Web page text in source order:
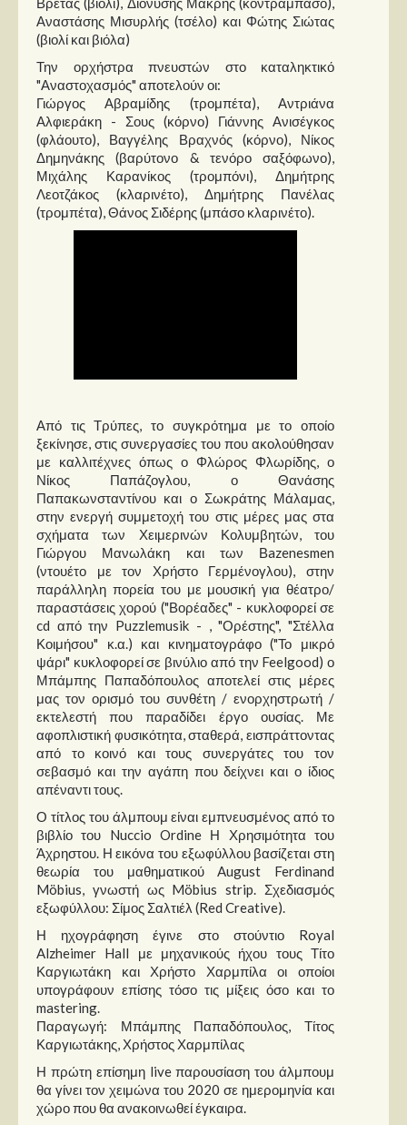
Αναστάσης Μισυρλής (τσέλο) και Φώτης Σιώτας
(βιολί και βιόλα)
Την ορχήστρα πνευστών στο καταληκτικό
"Αναστοχασμός" αποτελούν οι:
Γιώργος Αβραμίδης (τρομπέτα), Αντριάνα
Αλφιεράκη - Σους (κόρνο) Γιάννης Ανισέγκος
(φλάουτο), Βαγγέλης Βραχνός (κόρνο), Νίκος
Δημηνάκης (βαρύτονο & τενόρο σαξόφωνο),
Μιχάλης Καρανίκος (τρομπόνι), Δημήτρης
Λεοτζάκος (κλαρινέτο), Δημήτρης Πανέλας
(τρομπέτα), Θάνος Σιδέρης (μπάσο κλαρινέτο).
Από τις Τρύπες, το συγκρότημα με το οποίο
ξεκίνησε, στις συνεργασίες του που ακολούθησαν
με καλλιτέχνες όπως ο Φλώρος Φλωρίδης, ο
Νίκος Παπάζογλου, ο Θανάσης
Παπακωνσταντίνου και ο Σωκράτης Μάλαμας,
στην ενεργή συμμετοχή του στις μέρες μας στα
σχήματα των Χειμερινών Κολυμβητών, του
Γιώργου Μανωλάκη και των Βazenesmen
(ντουέτο με τον Χρήστο Γερμένογλου), στην
παράλληλη πορεία του με μουσική για θέατρο/
παραστάσεις χορού ("Βορέαδες" - κυκλοφορεί σε
cd από την Puzzlemusik - , "Ορέστης", "Στέλλα
Κοιμήσου" κ.α.) και κινηματογράφο ("Το μικρό
ψάρι" κυκλοφορεί σε βινύλιο από την Feelgood) ο
Μπάμπης Παπαδόπουλος αποτελεί στις μέρες
μας τον ορισμό του συνθέτη / ενορχηστρωτή /
εκτελεστή που παραδίδει έργο ουσίας. Με
αφοπλιστική φυσικότητα, σταθερά, εισπράττοντας
από το κοινό και τους συνεργάτες του τον
σεβασμό και την αγάπη που δείχνει και ο ίδιος
απέναντι τους.
Ο τίτλος του άλμπουμ είναι εμπνευσμένος από το
βιβλίο του Nuccio Ordine Η Χρησιμότητα του
Άχρηστου. Η εικόνα του εξωφύλλου βασίζεται στη
θεωρία του μαθηματικού August Ferdinand
Möbius, γνωστή ως Möbius strip. Σχεδιασμός
εξωφύλλου: Σίμος Σαλτιέλ (Red Creative).
Η ηχογράφηση έγινε στο στούντιο Royal
Alzheimer Hall με μηχανικούς ήχου τους Τίτο
Καργιωτάκη και Χρήστο Χαρμπίλα οι οποίοι
υπογράφουν επίσης τόσο τις μίξεις όσο και το
mastering.
Παραγωγή: Μπάμπης Παπαδόπουλος, Τίτος
Καργιωτάκης, Χρήστος Χαρμπίλας
Η πρώτη επίσημη live παρουσίαση του άλμπουμ
θα γίνει τον χειμώνα του 2020 σε ημερομηνία και
χώρο που θα ανακοινωθεί έγκαιρα.